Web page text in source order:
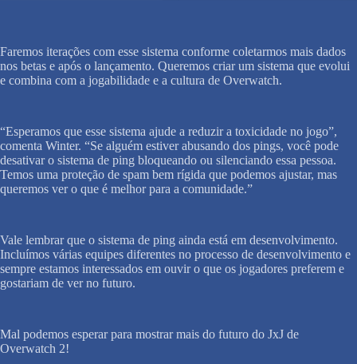
Faremos iterações com esse sistema conforme coletarmos mais dados
nos betas e após o lançamento. Queremos criar um sistema que evolui
e combina com a jogabilidade e a cultura de Overwatch.
“Esperamos que esse sistema ajude a reduzir a toxicidade no jogo”,
comenta Winter. “Se alguém estiver abusando dos pings, você pode
desativar o sistema de ping bloqueando ou silenciando essa pessoa.
Temos uma proteção de spam bem rígida que podemos ajustar, mas
queremos ver o que é melhor para a comunidade.”
Vale lembrar que o sistema de ping ainda está em desenvolvimento.
Incluímos várias equipes diferentes no processo de desenvolvimento e
sempre estamos interessados em ouvir o que os jogadores preferem e
gostariam de ver no futuro.
Mal podemos esperar para mostrar mais do futuro do JxJ de
Overwatch 2!